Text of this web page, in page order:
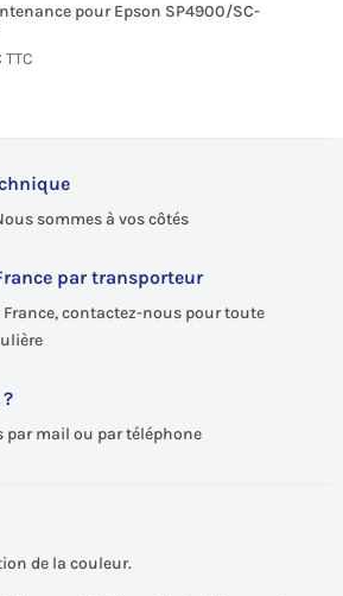
pour Epson SP4900/SC-
TTC
sommes à vos côtés
par transporteur
contactez-nous pour toute
par mail ou par téléphone
de la couleur.